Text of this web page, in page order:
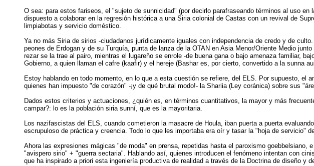
O sea: para estos fariseos, el "sujeto de sunnicidad" (por decirlo parafraseando términos al uso
dispuesto a colaborar en la regresión histórica a una Siria colonial de Castas con un revival de
limpiabotas y servicio doméstico.
Ya no más Siria de sirios -ciudadanos jurídicamente iguales con independencia de credo y de
peones de Erdogan y de su Turquía, punta de lanza de la OTAN en Asia Menor/Oriente Medio
rezar se la trae al pairo, mientras el lugareño se enrole -de buena gana o bajo amenaza familiar,
Gobierno, a quien llaman el cafre (kaafir) y el hereje (Bashar es, por cierto, convertido a la sunna
Estoy hablando en todo momento, en lo que a esta cuestión se refiere, del ELS. Por supuesto,
quienes han impuesto "de corazón" -¡y de qué brutal modo!- la Shariia (Ley coránica) sobre sus
Dados estos criterios y actuaciones, ¿quién es, en términos cuantitativos, la mayor y más
campar?: lo es la población siria sunní, que es la mayoritaria.
Los nazifascistas del ELS, cuando cometieron la masacre de Houla, iban puerta a puerta
escrupuloso de práctica y creencia. Todo lo que les importaba era oír y tasar la "hoja de servicio"
Ahora las expresiones mágicas "de moda" en prensa, repetidas hasta el paroxismo
"avispero sirio" + "guerra sectaria". Hablando así, quienes introducen el fenómeno intentan con
que ha inspirado a priori esta ingeniería productiva de realidad a través de la Doctrina de diseño y